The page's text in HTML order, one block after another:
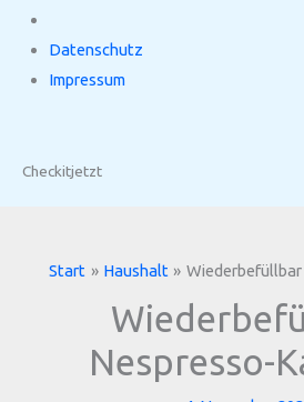
Datenschutz
Impressum
InhaltCheckitjetzt
Start Haushalt
Nespresso-